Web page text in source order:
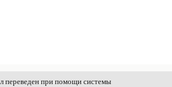
переведен при помощи системы